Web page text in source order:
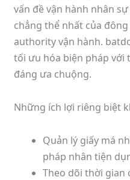
vấn đề vận hành nhân
chẳng thể nhất của
authority vận hành.
tối ưu hóa biện pháp với
đáng ưa chuộng.
Những ích lợi riêng biệt
Quản lý giấy má
pháp nhân tiện
Theo dõi thời gian